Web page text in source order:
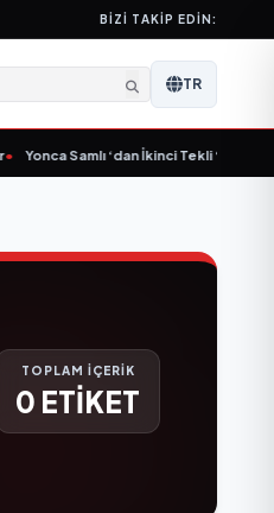
BIZI TAKIP EDIN:
TR
Yonca Samlı ‘dan İkinci Tekli
TOPLAM İÇERİK
0 ETİKET